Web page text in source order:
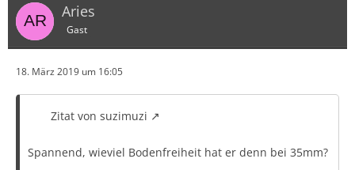
Aries
Gast
18. März 2019 um 16:05
Zitat von suzimuzi
Spannend, wieviel Bodenfreiheit hat er denn bei 35mm?